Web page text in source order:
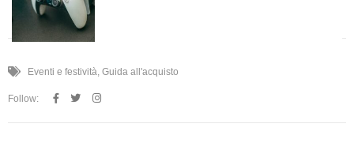
Eventi e festività, Guida all'acquisto
Follow: